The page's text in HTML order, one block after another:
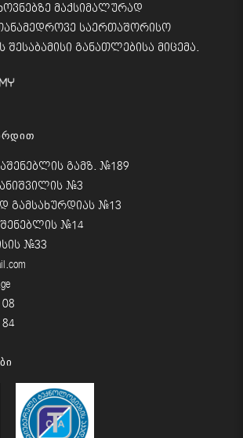
მაქსიმალურად
საერთაშორისო
შესაბამისი განათლებისა მიცემა.
გამზ. #189
#3
გამსახურდიას #13
#14
#33
84